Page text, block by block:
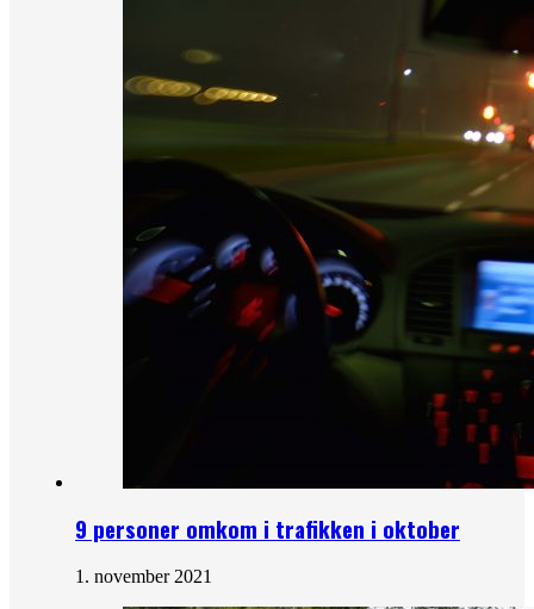
9 personer omkom i trafikken i oktober
1. november 2021